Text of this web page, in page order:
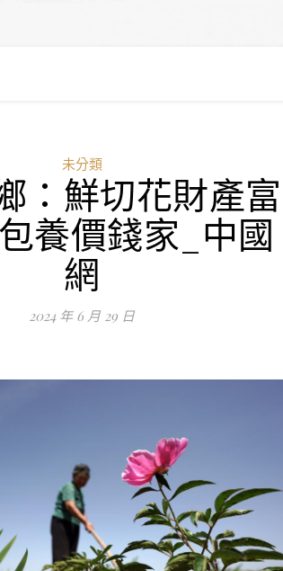
未分類
：鮮切花財產富
養價錢家_中國
網
2024 年 6 月 29 日